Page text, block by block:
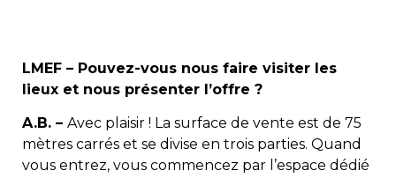
LMEF – Pouvez-vous nous faire visiter les
lieux et nous présenter l’offre ?
A.B. – Avec plaisir ! La surface de vente est de 75
mètres carrés et se divise en trois parties. Quand
vous entrez, vous commencez par l’espace dédié